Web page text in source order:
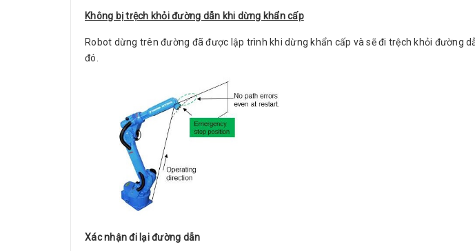
Không bị trệch khỏi đường dẫn khi dừng khẩn cấp
Robot dừng trên đường đã được lập trình khi dừng khẩn cấp và sẽ đi trệch khỏi đường
đó.
Xác nhận đi lại đường dẫn